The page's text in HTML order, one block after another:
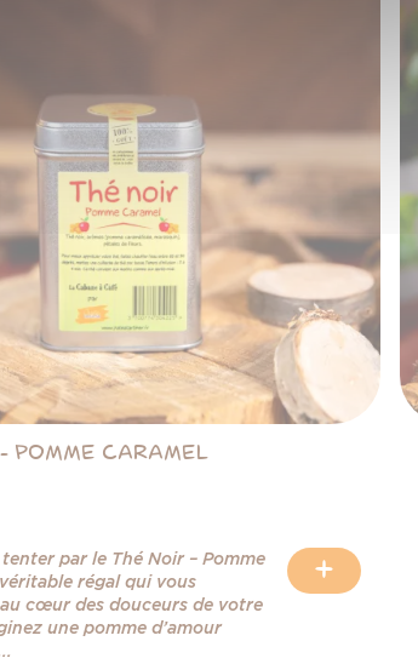
POMME CARAMEL
par le Thé Noir – Pomme
régal qui vous
cœur des douceurs de votre
une pomme d’amour
+